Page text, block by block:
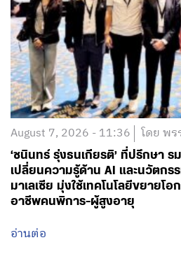
August 7, 2026 - 11:36 โดย พร
‘ชนินทร์ รุ่งธนเกียรติ’ ที่ปรึกษา
เปลี่ยนความรู้ด้าน AI และนวัตกร
มาเลเซีย มุ่งใช้เทคโนโลยีขยายโ
อาชีพคนพิการ-ผู้สูงอายุ
อ่านต่อ